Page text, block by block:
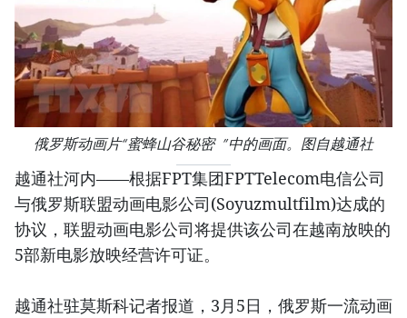
俄罗斯动画片“蜜蜂山谷秘密 ”中的画面。图自越通社
越通社河内——根据FPT集团FPTTelecom电信公司
与俄罗斯联盟动画电影公司(Soyuzmultfilm)达成的
协议，联盟动画电影公司将提供该公司在越南放映的
5部新电影放映经营许可证。
越通社驻莫斯科记者报道，3月5日，俄罗斯一流动画